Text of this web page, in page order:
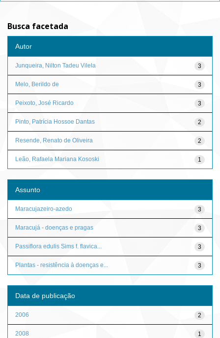
Busca facetada
Autor
3
Junqueira, Nilton Tadeu Vilela
3
Melo, Berildo de
3
Peixoto, José Ricardo
2
Pinto, Patrícia Hossoe Dantas
2
Resende, Renato de Oliveira
1
Leão, Rafaela Mariana Kososki
Assunto
3
Maracujazeiro-azedo
3
Maracujá - doenças e pragas
3
Passiflora edulis Sims f. flavica...
3
Plantas - resistência à doenças e...
Data de publicação
2
2006
1
2008